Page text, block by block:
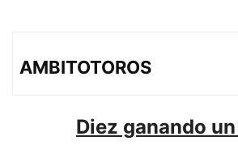
AMBITOTOROS
Diez ganando